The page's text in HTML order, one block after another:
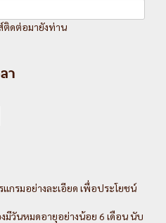
ติดต่อมายังท่าน
า
กรมอย่างละเอียด เพื่อประโยชน์
วันหมดอายุอย่างน้อย 6 เดือน นับ